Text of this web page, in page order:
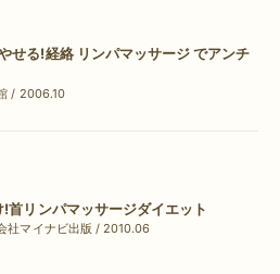
せる!経絡 リンパマッサージ でアンチ
/ 2006.10
!首リンパマッサージダイエット
社マイナビ出版 / 2010.06